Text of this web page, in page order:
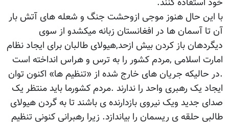
با این حال هنوز موجی ازوحشت جنگ و شعله های آتش بار
آن تا آسمان ها در افغانستان زبانه میکشدو از سوی
دیگردهان باز کردن بیش ازحد,هیولای طالبان برای ایجاد نظام
امارت اسلامی ,مردم کشور را به ترس و هراس انداخته است
.در حالیکه جریان های خارج شده از «تنظیم ها» اکنون توان
ایجاد یک رهبری واحد را ندارند .مردم کشورما باید منتظر یک
صدای جدید ویک نیروی بازدارنده ی باشند تا به گردن هیولای
طالبی حلقه ی ریسمان را بیاندازد. زیرا رهبرانی کنونی تنظیم